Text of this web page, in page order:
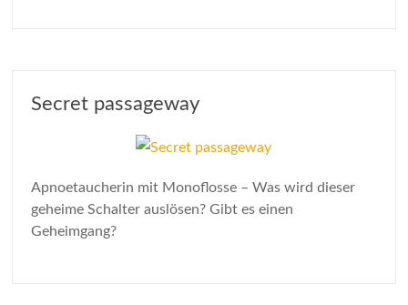
Secret passageway
Apnoetaucherin mit Monoflosse – Was wird dieser
geheime Schalter auslösen? Gibt es einen
Geheimgang?